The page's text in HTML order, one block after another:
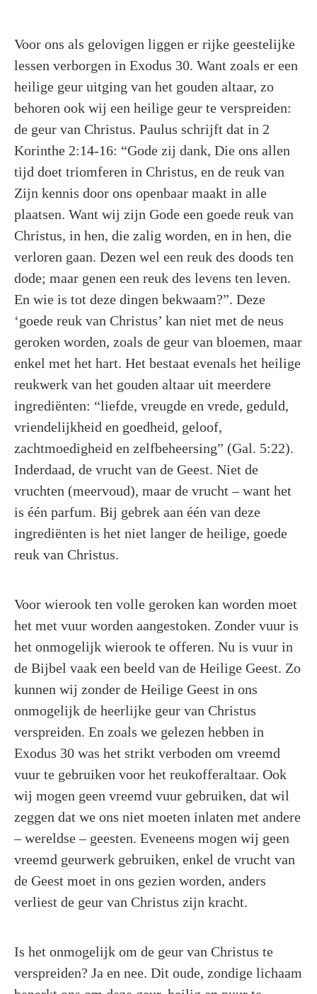
Voor ons als gelovigen liggen er rijke geestelijke
lessen verborgen in Exodus 30. Want zoals er een
heilige geur uitging van het gouden altaar, zo
behoren ook wij een heilige geur te verspreiden:
de geur van Christus. Paulus schrijft dat in 2
Korinthe 2:14-16: “Gode zij dank, Die ons allen
tijd doet triomferen in Christus, en de reuk van
Zijn kennis door ons openbaar maakt in alle
plaatsen. Want wij zijn Gode een goede reuk van
Christus, in hen, die zalig worden, en in hen, die
verloren gaan. Dezen wel een reuk des doods ten
dode; maar genen een reuk des levens ten leven.
En wie is tot deze dingen bekwaam?”. Deze
‘goede reuk van Christus’ kan niet met de neus
geroken worden, zoals de geur van bloemen, maar
enkel met het hart. Het bestaat evenals het heilige
reukwerk van het gouden altaar uit meerdere
ingrediënten: “liefde, vreugde en vrede, geduld,
vriendelijkheid en goedheid, geloof,
zachtmoedigheid en zelfbeheersing” (Gal. 5:22).
Inderdaad, de vrucht van de Geest. Niet de
vruchten (meervoud), maar de vrucht – want het
is één parfum. Bij gebrek aan één van deze
ingrediënten is het niet langer de heilige, goede
reuk van Christus.
Voor wierook ten volle geroken kan worden moet
het met vuur worden aangestoken. Zonder vuur is
het onmogelijk wierook te offeren. Nu is vuur in
de Bijbel vaak een beeld van de Heilige Geest. Zo
kunnen wij zonder de Heilige Geest in ons
onmogelijk de heerlijke geur van Christus
verspreiden. En zoals we gelezen hebben in
Exodus 30 was het strikt verboden om vreemd
vuur te gebruiken voor het reukofferaltaar. Ook
wij mogen geen vreemd vuur gebruiken, dat wil
zeggen dat we ons niet moeten inlaten met andere
– wereldse – geesten. Eveneens mogen wij geen
vreemd geurwerk gebruiken, enkel de vrucht van
de Geest moet in ons gezien worden, anders
verliest de geur van Christus zijn kracht.
Is het onmogelijk om de geur van Christus te
verspreiden? Ja en nee. Dit oude, zondige lichaam